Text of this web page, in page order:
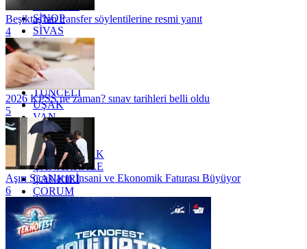
SİNOP
SİVAS
SİİRT
TEKİRDAĞ
TOKAT
TRABZON
TUNCELİ
UŞAK
VAN
YALOVA
YOZGAT
ZONGULDAK
ÇANAKKALE
ÇANKIRI
ÇORUM
İSTANBUL
İZMİR
ŞANLIURFA
ŞIRNAK
Beşiktaş'tan transfer söylentilerine resmi yanıt
4
2026 KPSS ne zaman? sınav tarihleri belli oldu
5
Aşırı Sıcakların İnsani ve Ekonomik Faturası Büyüyor
6